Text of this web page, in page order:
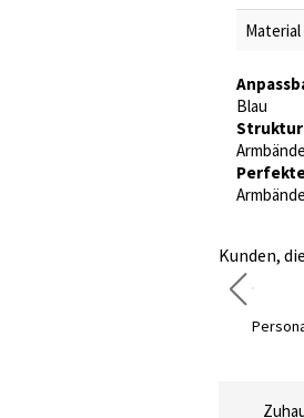
Material
Blau
Kunden,